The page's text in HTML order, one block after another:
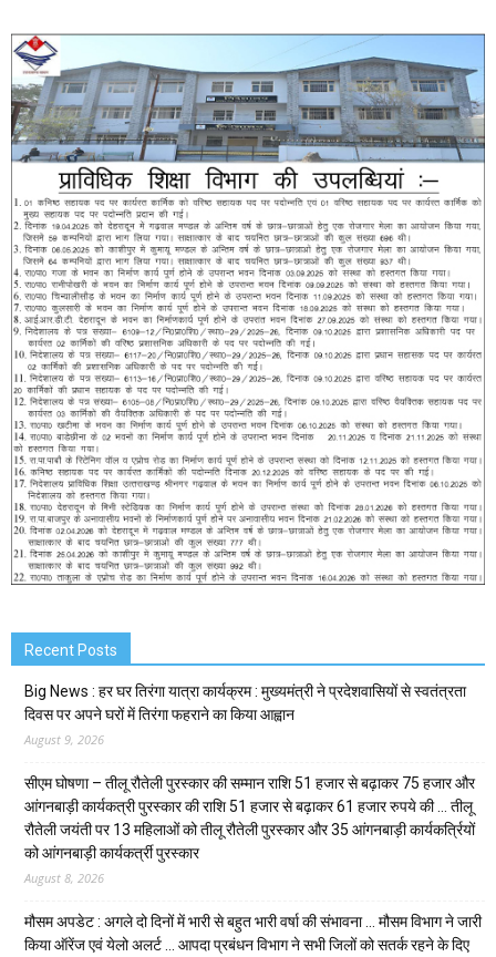
Recent Posts
Big News : हर घर तिरंगा यात्रा कार्यक्रम : मुख्यमंत्री ने प्रदेशवासियों से स्वतंत्रता
दिवस पर अपने घरों में तिरंगा फहराने का किया आह्वान
August 9, 2026
सीएम घोषणा – तीलू रौतेली पुरस्कार की सम्मान राशि 51 हजार से बढ़ाकर 75 हजार और
आंगनबाड़ी कार्यकत्री पुरस्कार की राशि 51 हजार से बढ़ाकर 61 हजार रुपये की … तीलू
रौतेली जयंती पर 13 महिलाओं को तीलू रौतेली पुरस्कार और 35 आंगनबाड़ी कार्यकर्त्रियों
को आंगनबाड़ी कार्यकर्त्री पुरस्कार
August 8, 2026
मौसम अपडेट : अगले दो दिनों में भारी से बहुत भारी वर्षा की संभावना … मौसम विभाग ने जारी
किया ऑरेंज एवं येलो अलर्ट … आपदा प्रबंधन विभाग ने सभी जिलों को सतर्क रहने के दिए